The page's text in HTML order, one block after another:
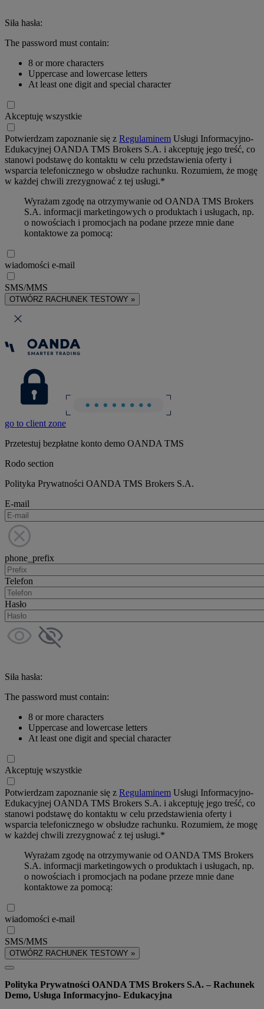
Siła hasła:
The password must contain:
8 or more characters
Uppercase and lowercase letters
At least one digit and special character
Akceptuję wszystkie
Potwierdzam zapoznanie się z Regulaminem Usługi Informacyjno-
Edukacyjnej OANDA TMS Brokers S.A. i akceptuję jego treść, co
stanowi podstawę do kontaktu w celu przedstawienia oferty i
wsparcia telefonicznego w obsłudze rachunku. Rozumiem, że mogę
w każdej chwili zrezygnować z tej usługi.*
Wyrażam zgodę na otrzymywanie od OANDA TMS Brokers
S.A. informacji marketingowych o produktach i usługach, np.
o nowościach i promocjach na podane przeze mnie dane
kontaktowe za pomocą:
wiadomości e-mail
SMS/MMS
OTWÓRZ RACHUNEK TESTOWY »
go to client zone
Przetestuj bezpłatne konto demo OANDA TMS
Rodo section
Polityka Prywatności OANDA TMS Brokers S.A.
E-mail
phone_prefix
Telefon
Hasło
Siła hasła:
The password must contain:
8 or more characters
Uppercase and lowercase letters
At least one digit and special character
Akceptuję wszystkie
Potwierdzam zapoznanie się z Regulaminem Usługi Informacyjno-
Edukacyjnej OANDA TMS Brokers S.A. i akceptuję jego treść, co
stanowi podstawę do kontaktu w celu przedstawienia oferty i
wsparcia telefonicznego w obsłudze rachunku. Rozumiem, że mogę
w każdej chwili zrezygnować z tej usługi.*
Wyrażam zgodę na otrzymywanie od OANDA TMS Brokers
S.A. informacji marketingowych o produktach i usługach, np.
o nowościach i promocjach na podane przeze mnie dane
kontaktowe za pomocą:
wiadomości e-mail
SMS/MMS
OTWÓRZ RACHUNEK TESTOWY »
Polityka Prywatności OANDA TMS Brokers S.A. – Rachunek
Demo, Usługa Informacyjno- Edukacyjna